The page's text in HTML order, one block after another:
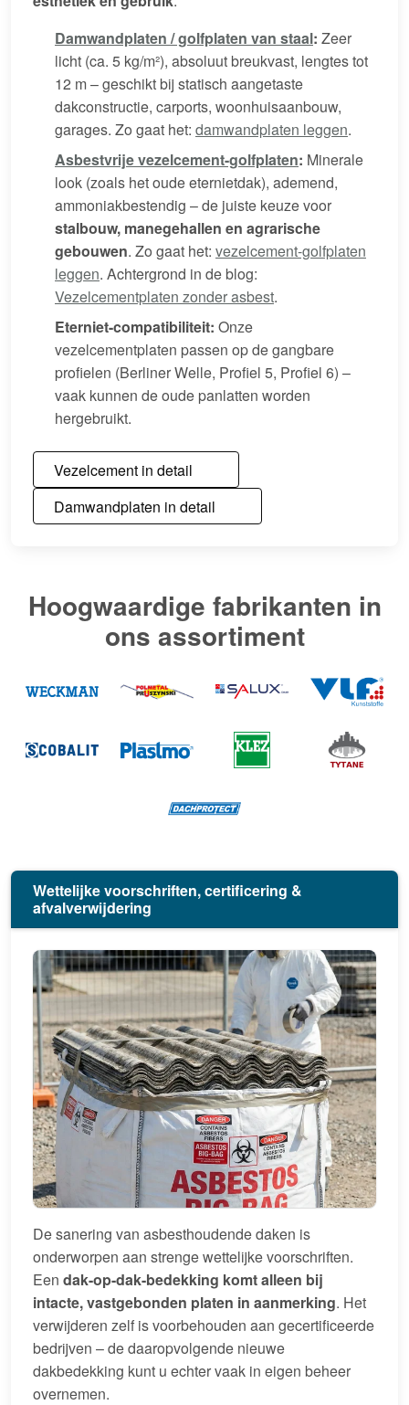
Damwandplaten / golfplaten van staal: Zeer
licht (ca. 5 kg/m²), absoluut breukvast, lengtes tot
12 m – geschikt bij statisch aangetaste
dakconstructie, carports, woonhuisaanbouw,
garages. Zo gaat het: damwandplaten leggen.
Asbestvrije vezelcement-golfplaten: Minerale
look (zoals het oude eternietdak), ademend,
ammoniakbestendig – de juiste keuze voor
stalbouw, manegehallen en agrarische
gebouwen. Zo gaat het: vezelcement-golfplaten
leggen. Achtergrond in de blog:
Vezelcementplaten zonder asbest.
Eterniet-compatibiliteit: Onze
vezelcementplaten passen op de gangbare
profielen (Berliner Welle, Profiel 5, Profiel 6) –
vaak kunnen de oude panlatten worden
hergebruikt.
Vezelcement in detail
Damwandplaten in detail
Hoogwaardige fabrikanten in
ons assortiment
Wettelijke voorschriften, certificering &
afvalverwijdering
De sanering van asbesthoudende daken is
onderworpen aan strenge wettelijke voorschriften.
Een dak-op-dak-bedekking komt alleen bij
intacte, vastgebonden platen in aanmerking. Het
verwijderen zelf is voorbehouden aan gecertificeerde
bedrijven – de daaropvolgende nieuwe
dakbedekking kunt u echter vaak in eigen beheer
overnemen.